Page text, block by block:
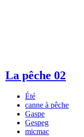
La pêche 02
Été
canne à pêche
Gaspe
Gespeg
micmac